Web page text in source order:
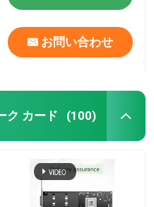
お問い合わせ
ク カード (100)